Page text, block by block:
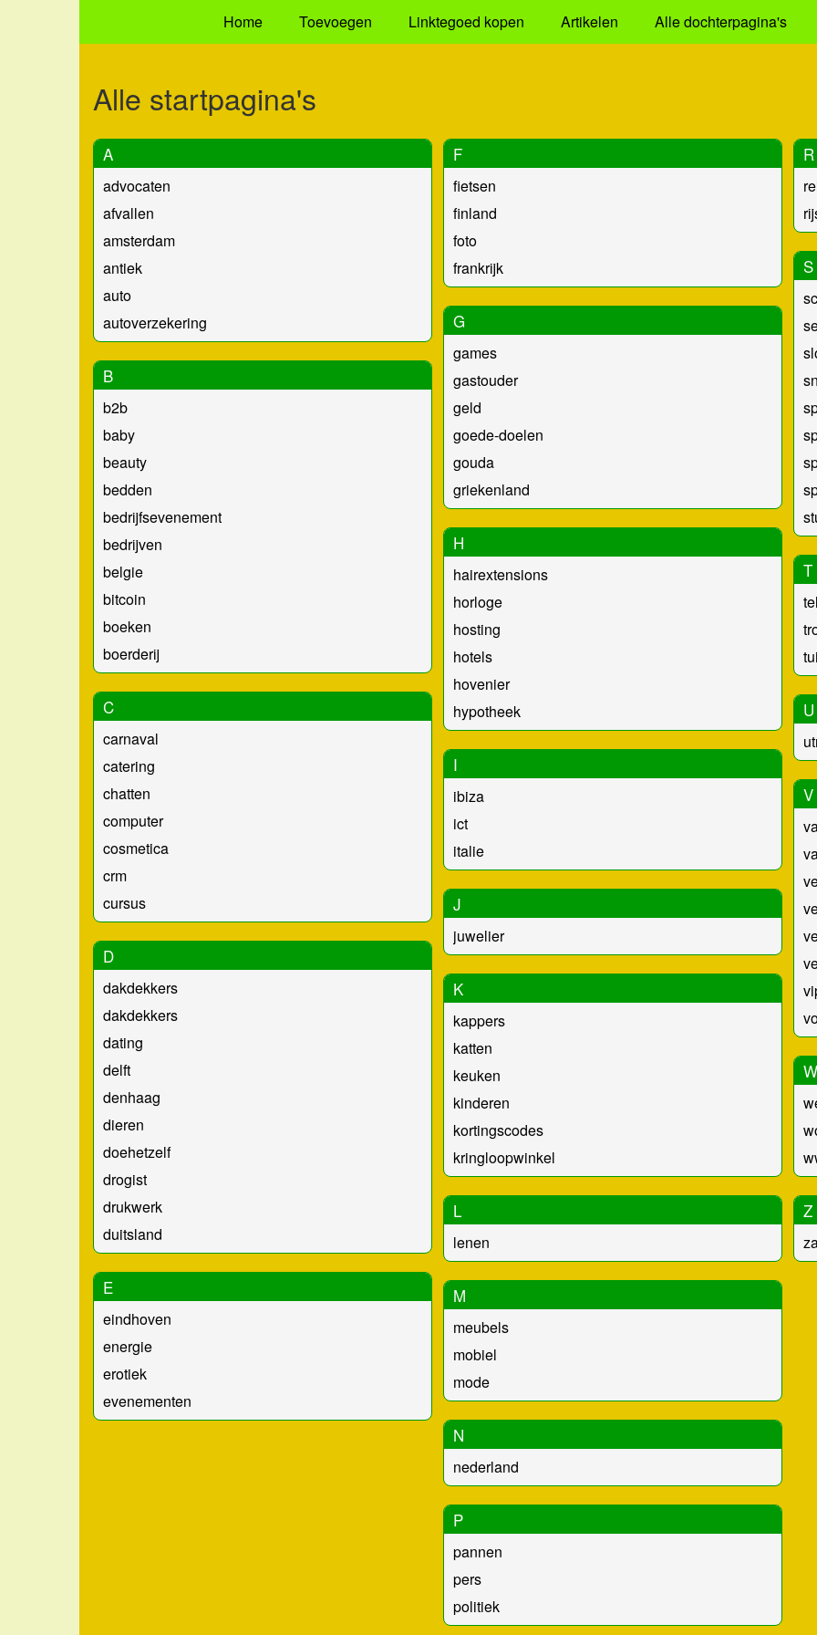
Home Toevoegen Linktegoed kopen Artikelen Alle dochterpagina's
Alle startpagina's
A
advocaten
afvallen
amsterdam
antiek
auto
autoverzekering
B
b2b
baby
beauty
bedden
bedrijfsevenement
bedrijven
belgie
bitcoin
boeken
boerderij
C
carnaval
catering
chatten
computer
cosmetica
crm
cursus
D
dakdekkers
dakdekkers
dating
delft
denhaag
dieren
doehetzelf
drogist
drukwerk
duitsland
E
eindhoven
energie
erotiek
evenementen
F
fietsen
finland
foto
frankrijk
G
games
gastouder
geld
goede-doelen
gouda
griekenland
H
hairextensions
horloge
hosting
hotels
hovenier
hypotheek
I
ibiza
ict
italie
J
juwelier
K
kappers
katten
keuken
kinderen
kortingscodes
kringloopwinkel
L
lenen
M
meubels
mobiel
mode
N
nederland
P
pannen
pers
politiek
R
S
T
U
V
W
Z